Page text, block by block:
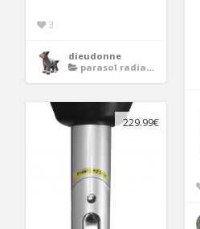
3
dieudonne
parasol radiateur chauffant
229.99€